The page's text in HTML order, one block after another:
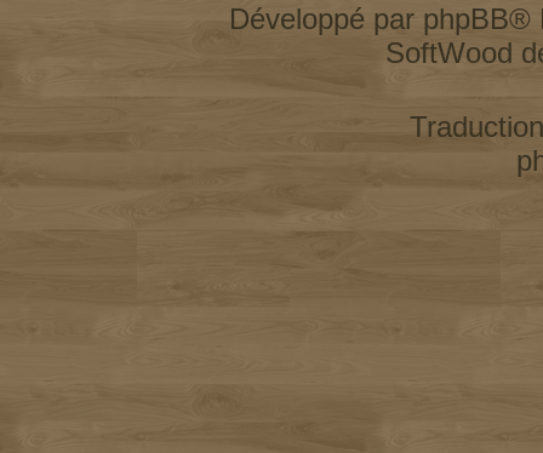
Développé par phpBB®
SoftWood